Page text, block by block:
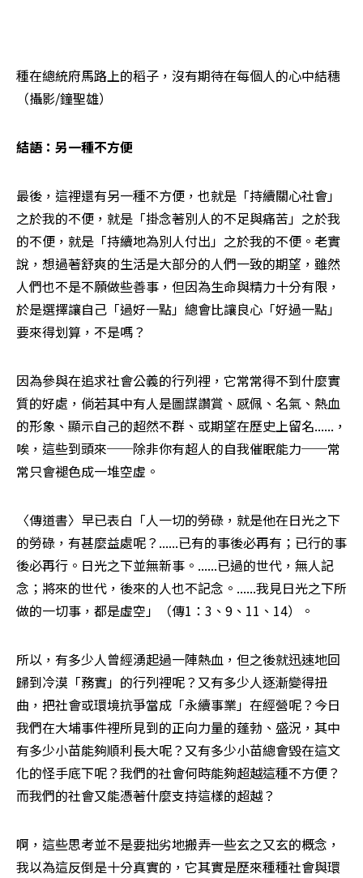
種在總統府馬路上的稻子，沒有期待在每個人的心中結穗
（攝影/鐘聖雄）
結語：另一種不方便
最後，這裡還有另一種不方便，也就是「持續關心社會」
之於我的不便，就是「掛念著別人的不足與痛苦」之於我
的不便，就是「持續地為別人付出」之於我的不便。老實
說，想過著舒爽的生活是大部分的人們一致的期望，雖然
人們也不是不願做些善事，但因為生命與精力十分有限，
於是選擇讓自己「過好一點」總會比讓良心「好過一點」
要來得划算，不是嗎？
因為參與在追求社會公義的行列裡，它常常得不到什麼實
質的好處，倘若其中有人是圖謀讚賞、感佩、名氣、熱血
的形象、顯示自己的超然不群、或期望在歷史上留名......，
唉，這些到頭來──除非你有超人的自我催眠能力──常
常只會褪色成一堆空虛。
〈傳道書〉早已表白「人一切的勞碌，就是他在日光之下
的勞碌，有甚麼益處呢？......已有的事後必再有；已行的事
後必再行。日光之下並無新事。......已過的世代，無人記
念；將來的世代，後來的人也不記念。......我見日光之下所
做的一切事，都是虛空」（傳1：3、9、11、14）。
所以，有多少人曾經湧起過一陣熱血，但之後就迅速地回
歸到冷漠「務實」的行列裡呢？又有多少人逐漸變得扭
曲，把社會或環境抗爭當成「永續事業」在經營呢？今日
我們在大埔事件裡所見到的正向力量的蓬勃、盛況，其中
有多少小苗能夠順利長大呢？又有多少小苗總會毀在這文
化的怪手底下呢？我們的社會何時能夠超越這種不方便？
而我們的社會又能憑著什麼支持這樣的超越？
啊，這些思考並不是要拙劣地搬弄一些玄之又玄的概念，
我以為這反倒是十分真實的，它其實是歷來種種社會與環